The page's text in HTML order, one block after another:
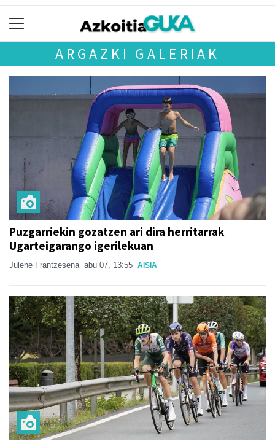
ARGAZKI GALERIAK
Puzgarriekin gozatzen ari dira herritarrak
Ugarteigarango igerilekuan
Julene Frantzesena abu 07, 13:55 AISIA